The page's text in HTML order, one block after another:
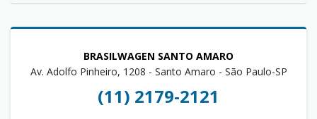
BRASILWAGEN SANTO AMARO
Av. Adolfo Pinheiro, 1208 - Santo Amaro - São Paulo-SP
(11) 2179-2121